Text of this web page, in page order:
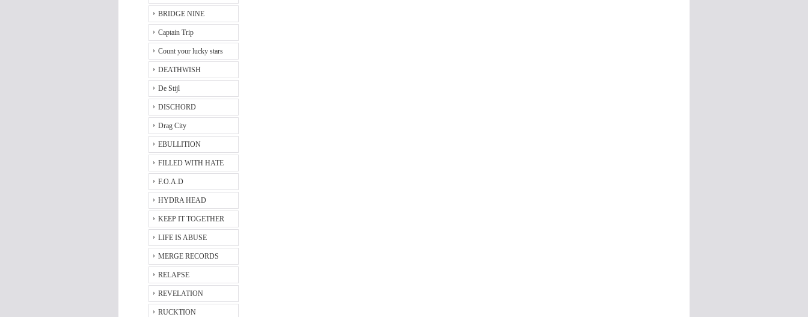
BRIDGE NINE
Captain Trip
Count your lucky stars
DEATHWISH
De Stijl
DISCHORD
Drag City
EBULLITION
FILLED WITH HATE
F.O.A.D
HYDRA HEAD
KEEP IT TOGETHER
LIFE IS ABUSE
MERGE RECORDS
RELAPSE
REVELATION
RUCKTION